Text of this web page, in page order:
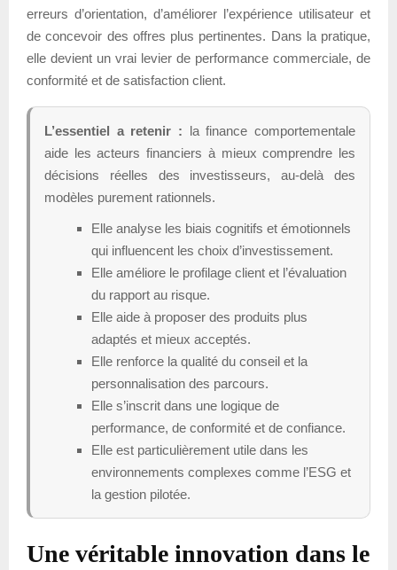
erreurs d’orientation, d’améliorer l’expérience utilisateur et
de concevoir des offres plus pertinentes. Dans la pratique,
elle devient un vrai levier de performance commerciale, de
conformité et de satisfaction client.
L’essentiel a retenir : la finance comportementale
aide les acteurs financiers à mieux comprendre les
décisions réelles des investisseurs, au-delà des
modèles purement rationnels.
Elle analyse les biais cognitifs et émotionnels
qui influencent les choix d’investissement.
Elle améliore le profilage client et l’évaluation
du rapport au risque.
Elle aide à proposer des produits plus
adaptés et mieux acceptés.
Elle renforce la qualité du conseil et la
personnalisation des parcours.
Elle s’inscrit dans une logique de
performance, de conformité et de confiance.
Elle est particulièrement utile dans les
environnements complexes comme l’ESG et
la gestion pilotée.
Une véritable innovation dans le